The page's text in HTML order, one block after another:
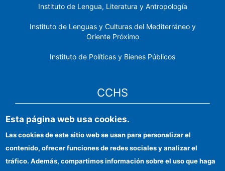
Instituto de Lengua, Literatura y Antropología
Instituto de Lenguas y Culturas del Mediterráneo y
Oriente Próximo
Instituto de Políticas y Bienes Públicos
CCHS
Sede electrónica CSIC
Identidad institucional
Información para proveedores
Esta página web usa cookies.
Las cookies de este sitio web se usan para personalizar el
contenido, ofrecer funciones de redes sociales y analizar el
tráfico. Además, compartimos información sobre el uso que haga